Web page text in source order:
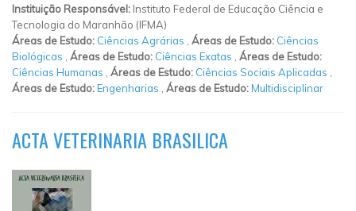
Instituição Responsável: Instituto Federal de Educação Ciência e
Tecnologia do Maranhão (IFMA)
Áreas de Estudo: Ciências Agrárias Áreas de Estudo: Ciências
Biológicas
Áreas de Estudo: Ciências Exatas
Áreas de Estudo:
Ciências Humanas
Áreas de Estudo: Ciências Sociais Aplicadas
Áreas de Estudo:Engenharias Áreas de Estudo:Multidisciplinar
ACTA VETERINARIA BRASILICA